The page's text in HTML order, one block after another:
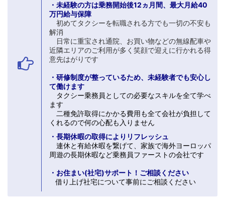
・未経験の方は乗務開始後12ヵ月間、最大月給40
万円給与保障
初めてタクシーを転職される方でも一切の不安も
解消
日常に重宝され通院、お買い物などの無線配車や
近隣エリアのご利用が多く 笑顔で迎えに行かれる得
意先はがりです
・研修制度が整っているため、未経験者でも安心し
て働けます
タクシー乗務員としての必要なスキルを全て学べ
ます
二種免許取得にかかる費用も全て会社が負担して
くれるので何の心配も入りません
・長期休暇の取得によりリフレッシュ
連休と有給休暇を繋げて、家族で海外ヨーロッパ
周遊の長期休暇など乗務員ファーストの会社です
・お住まい(社宅)サポート！ご相談ください
借り上げ社宅について事前にご相談ください